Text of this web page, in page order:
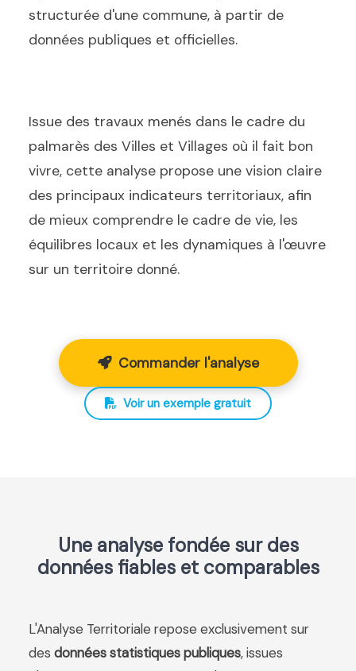
structurée d'une commune, à partir de
données publiques et officielles.
Issue des travaux menés dans le cadre du
palmarès des Villes et Villages où il fait bon
vivre, cette analyse propose une vision claire
des principaux indicateurs territoriaux, afin
de mieux comprendre le cadre de vie, les
équilibres locaux et les dynamiques à l'œuvre
sur un territoire donné.
Commander l'analyse
Voir un exemple gratuit
Une analyse fondée sur des
données fiables et comparables
L'Analyse Territoriale repose exclusivement sur
des données statistiques publiques, issues